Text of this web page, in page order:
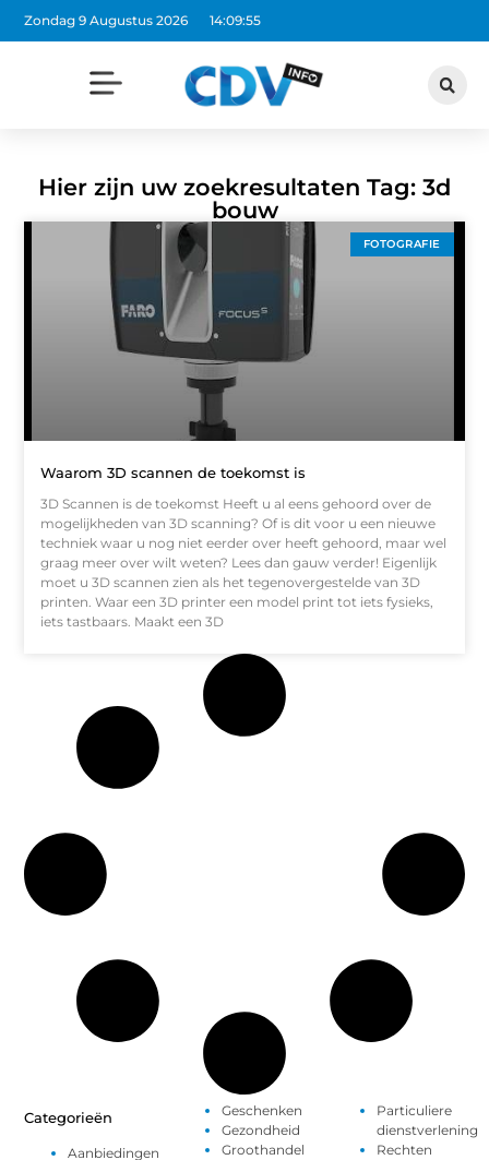
Zondag 9 Augustus 2026 14:09:55
Hier zijn uw zoekresultaten Tag: 3d
bouw
FOTOGRAFIE
Waarom 3D scannen de toekomst is
3D Scannen is de toekomst Heeft u al eens gehoord over de
mogelijkheden van 3D scanning? Of is dit voor u een nieuwe
techniek waar u nog niet eerder over heeft gehoord, maar wel
graag meer over wilt weten? Lees dan gauw verder! Eigenlijk
moet u 3D scannen zien als het tegenovergestelde van 3D
printen. Waar een 3D printer een model print tot iets fysieks,
iets tastbaars. Maakt een 3D
Categorieën
Aanbiedingen
Geschenken
Gezondheid
Groothandel
Particuliere
dienstverlening
Rechten